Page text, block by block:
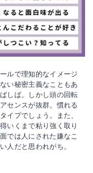
ルで理知的なイメージ
い秘密主義なこともあ
しば。しかし頭の回転
センスが抜群。慣れる
イプでしょう。また、
いくまで粘り強く取り
では人にされた嫌なこ
人だと思われがち。